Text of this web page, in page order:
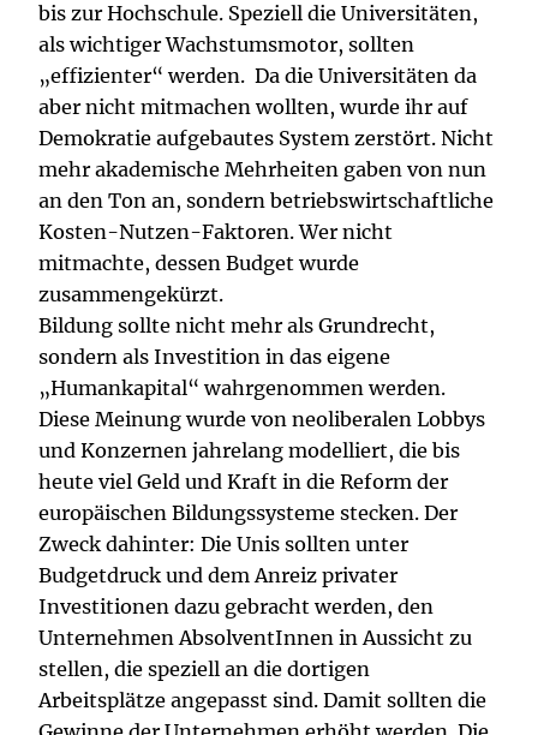
bis zur Hochschule. Speziell die Universitäten,
als wichtiger Wachstumsmotor, sollten
„effizienter“ werden. Da die Universitäten da
aber nicht mitmachen wollten, wurde ihr auf
Demokratie aufgebautes System zerstört. Nicht
mehr akademische Mehrheiten gaben von nun
an den Ton an, sondern betriebswirtschaftliche
Kosten-Nutzen-Faktoren. Wer nicht
mitmachte, dessen Budget wurde
zusammengekürzt.
Bildung sollte nicht mehr als Grundrecht,
sondern als Investition in das eigene
„Humankapital“ wahrgenommen werden.
Diese Meinung wurde von neoliberalen Lobbys
und Konzernen jahrelang modelliert, die bis
heute viel Geld und Kraft in die Reform der
europäischen Bildungssysteme stecken. Der
Zweck dahinter: Die Unis sollten unter
Budgetdruck und dem Anreiz privater
Investitionen dazu gebracht werden, den
Unternehmen AbsolventInnen in Aussicht zu
stellen, die speziell an die dortigen
Arbeitsplätze angepasst sind. Damit sollten die